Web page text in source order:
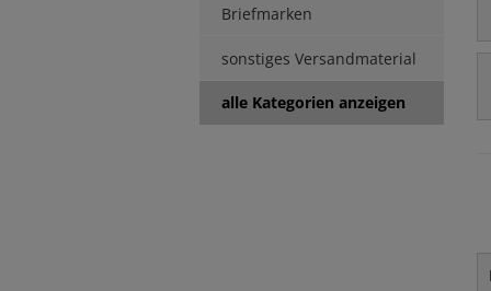
Briefmarken
sonstiges Versandmaterial
alle Kategorien anzeigen